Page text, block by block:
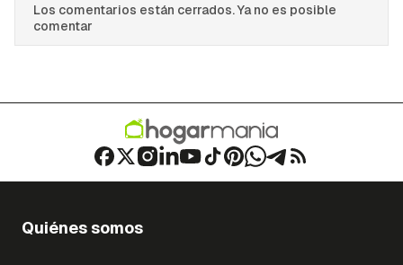
Los comentarios están cerrados. Ya no es posible
comentar
Quiénes somos